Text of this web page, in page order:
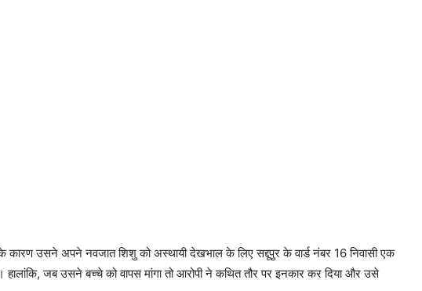
कारण उसने अपने नवजात शिशु को अस्थायी देखभाल के लिए सद्दूपुर के वार्ड नंबर 16 निवासी एक
हालांकि, जब उसने बच्चे को वापस मांगा तो आरोपी ने कथित तौर पर इनकार कर दिया और उसे